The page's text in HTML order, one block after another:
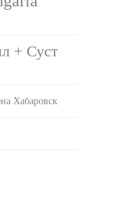
+ Суст
Хабаровск